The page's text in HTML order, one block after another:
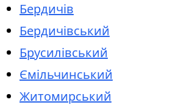
Бердичів
Бердичівський
Брусилівський
Ємільчинський
Житомирський